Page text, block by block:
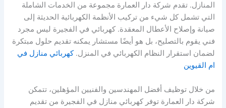
المنازل. تقدم شركة دار العمارة مجموعة من الخدمات الشاملة
التي تشمل كل شيء من تركيب الأنظمة الكهربائية الحديثة إلى
صيانة وإصلاح الأعطال المعقدة. كهربائي في الفجيرة ليس مجرد
فني يقوم بالتصليح، بل هو أيضًا مستشار يمكنه تقديم حلول مبتكرة
لضمان استقرار النظام الكهربائي في المنزل.كهربائي منازل في
ام القيوين
من خلال توظيف أفضل المهندسين والفنيين المؤهلين، تتمكن
شركة دار العمارة توفر كهربائي منازل في الفجيرة من تقديم